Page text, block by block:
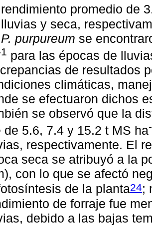
promedio de
y seca,
P. purpureum se
para las épocas de
de resultados
climáticas,
se efectuaron dichos
se observó que la
de 5.6, 7.4 y 15.2 t MS ha
respectivamente. El
seca se atribuyó a la
con lo que se afectó
de la planta24;
de forraje fue
debido a las bajas